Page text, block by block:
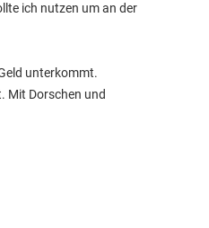
ich nutzen um an der
unterkommt.
Mit Dorschen und